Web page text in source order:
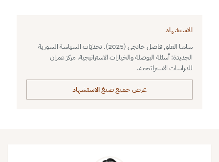
الاستشهاد
ساشا العلو, فاضل خانجي (2025). تحديّات السياسة السورية
الجديدة: أسئلة البوصلة والخيارات الاستراتيجية. مركز عمران
للدراسات الاستراتيجية.
عرض جميع صيغ الاستشهاد